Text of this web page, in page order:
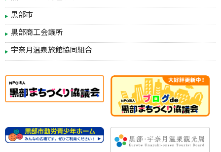
黒部市
黒部商工会議所
宇奈月温泉旅館協同組合